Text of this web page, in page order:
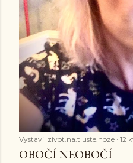
Vystavil zivot.na.tluste.noze 12
OBOČÍ NEOBOČÍ